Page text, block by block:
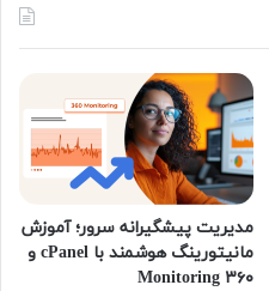
مدیریت پیشگیرانه سرور؛ آموزش
مانیتورینگ هوشمند با cPanel و
۳۶۰ Monitoring